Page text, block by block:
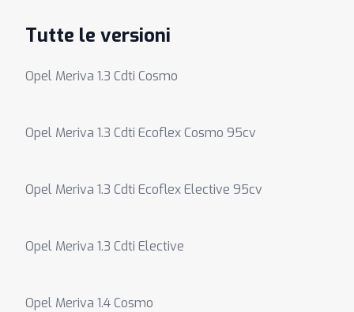
Tutte le versioni
Opel Meriva 1.3 Cdti Cosmo
Opel Meriva 1.3 Cdti Ecoflex Cosmo 95cv
Opel Meriva 1.3 Cdti Ecoflex Elective 95cv
Opel Meriva 1.3 Cdti Elective
Opel Meriva 1.4 Cosmo